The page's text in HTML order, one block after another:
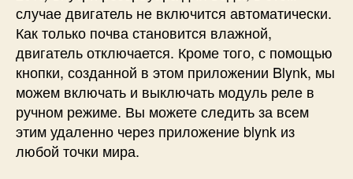
случае двигатель не включится автоматически.
Как только почва становится влажной,
двигатель отключается. Кроме того, с помощью
кнопки, созданной в этом приложении Blynk, мы
можем включать и выключать модуль реле в
ручном режиме. Вы можете следить за всем
этим удаленно через приложение blynk из
любой точки мира.